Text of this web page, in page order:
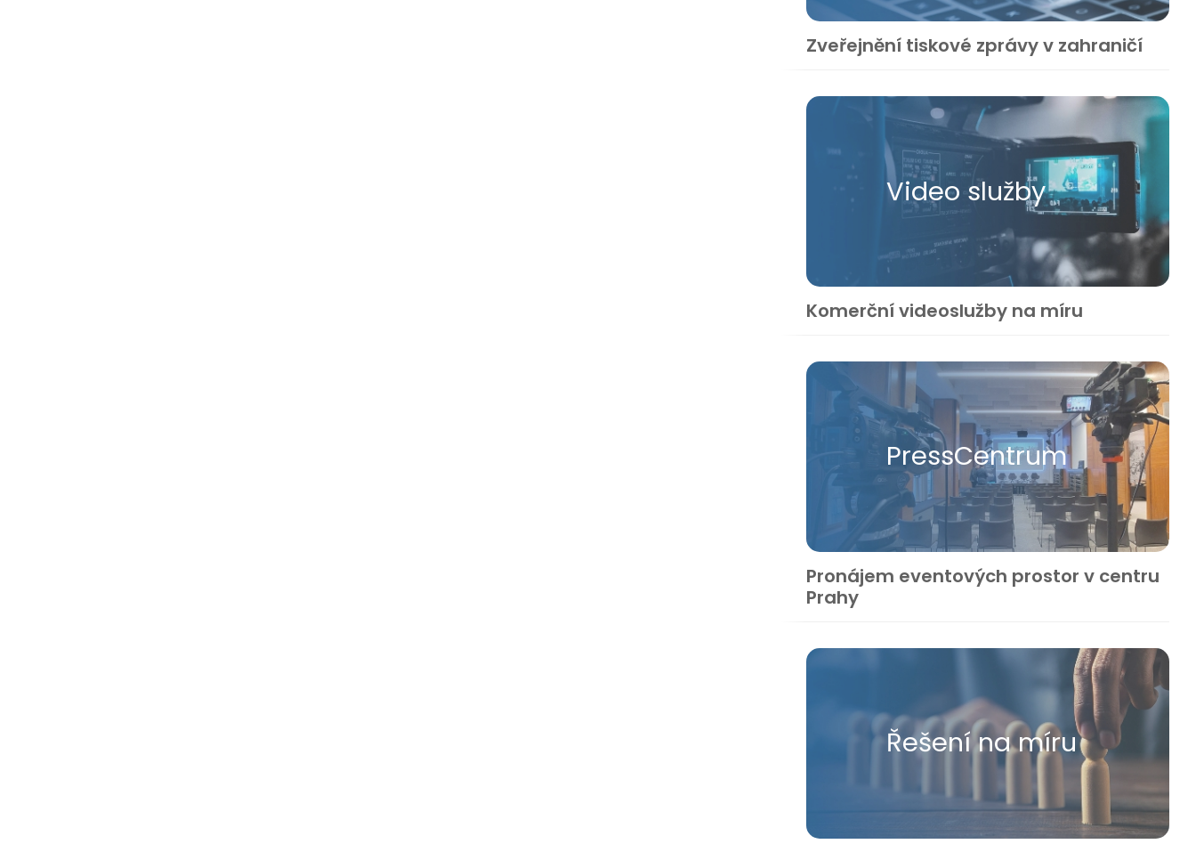
Zveřejnění tiskové zprávy v zahraničí
Video služby
Komerční videoslužby na míru
Press​Centrum
Pronájem eventových prostor v centru
Prahy
Řešení na míru